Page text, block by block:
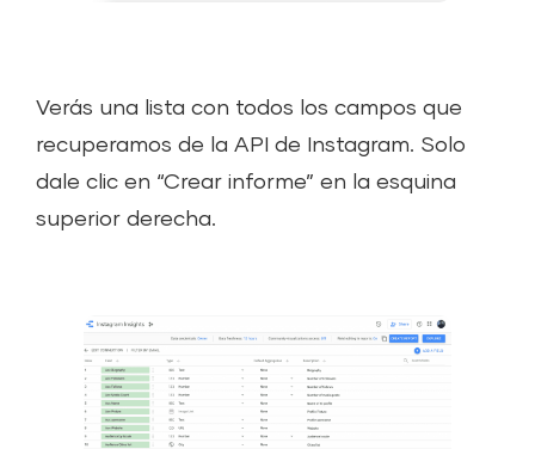
Verás una lista con todos los campos que
recuperamos de la API de Instagram. Solo
dale clic en “Crear informe” en la esquina
superior derecha.